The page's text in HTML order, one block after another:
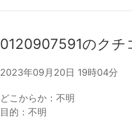
0120907591のクチ
2023年09月20日 19時04分
どこからか：不明
目的：不明